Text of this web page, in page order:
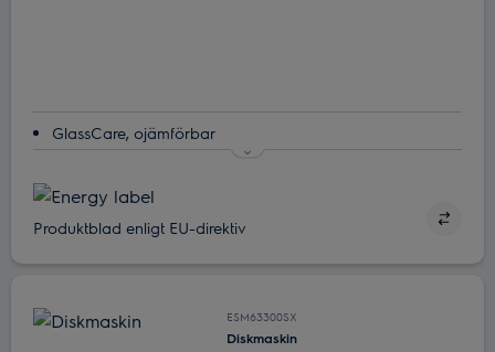
GlassCare, ojämförbar
Dina finglas skyddas med SoftGrips och SoftSpikes
Dina finglas skyddas med SoftGrips och SoftSpikes
Heltäckande med SatelliteClean
Produktblad enligt EU-direktiv
ESM63300SX
Diskmaskin